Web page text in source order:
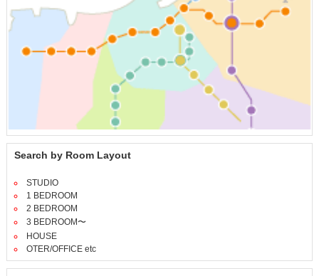
Search by Room Layout
STUDIO
1 BEDROOM
2 BEDROOM
3 BEDROOM〜
HOUSE
OTER/OFFICE etc